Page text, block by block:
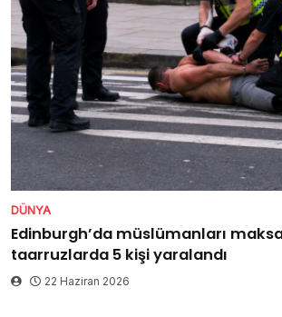
DÜNYA
Edinburgh’da müslümanları
taarruzlarda 5 kişi yaralandı
22 Haziran 2026